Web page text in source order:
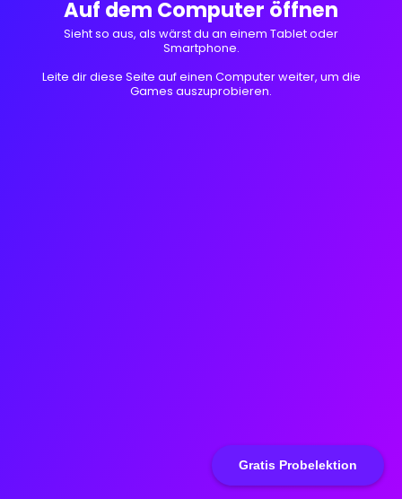
Gratis Probelektion
Auf dem Computer öffnen
Sieht so aus, als wärst du an einem Tablet oder
Smartphone.
Leite dir diese Seite auf einen Computer weiter, um die
Games auszuprobieren.